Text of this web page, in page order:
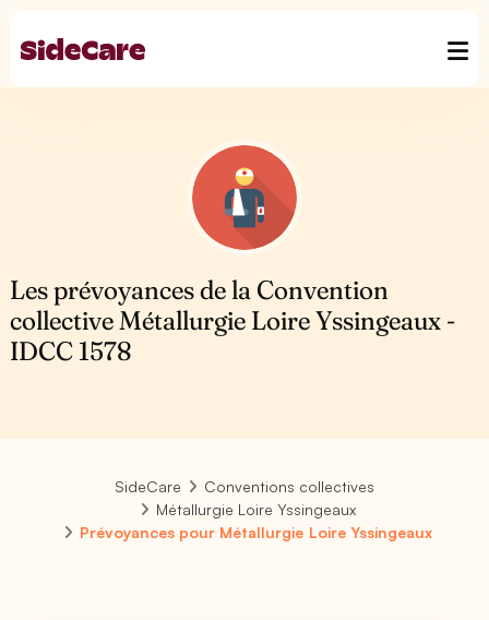
Les prévoyances de la Convention
collective Métallurgie Loire Yssingeaux -
IDCC 1578
SideCare
Conventions collectives
Métallurgie Loire Yssingeaux
Prévoyances pour Métallurgie Loire Yssingeaux